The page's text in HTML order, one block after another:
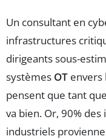
Un consultant en
infrastructures
dirigeants sous-
systèmes OT envers
pensent que tant
va bien. Or, 90%
industriels